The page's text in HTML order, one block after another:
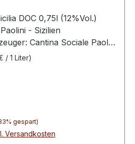
DOC 0,75l (12%Vol.)
- Sizilien
Cantina Sociale Paolini
da Gurgo 168A, IT-
und Erhaltung
Inzolina und Nero d
Natur, zum Boden und zu
/ 1 Liter)
gespart)
Versandkosten